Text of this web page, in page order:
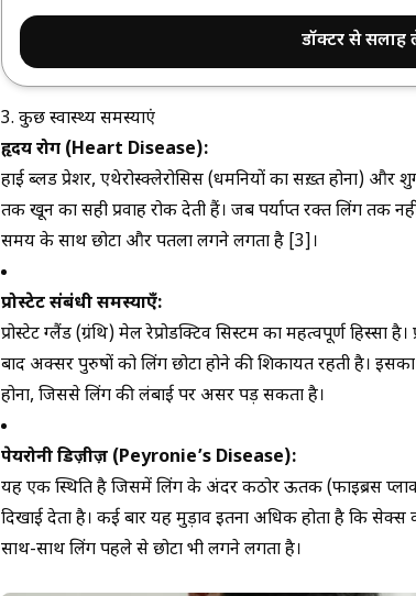
डॉक्टर से सलाह
3. कुछ स्वास्थ्य समस्याएं
हृदय रोग (Heart Disease):
हाई ब्लड प्रेशर, एथेरोस्क्लेरोसिस (धमनियों का सख़्त होना) और
तक खून का सही प्रवाह रोक देती हैं। जब पर्याप्त रक्त लिंग तक
समय के साथ छोटा और पतला लगने लगता है [3]।
प्रोस्टेट संबंधी समस्याएँ:
प्रोस्टेट ग्लैंड (ग्रंथि) मेल रेप्रोडक्टिव सिस्टम का महत्वपूर्ण हिस्सा
बाद अक्सर पुरुषों को लिंग छोटा होने की शिकायत रहती है।
होना, जिससे लिंग की लंबाई पर असर पड़ सकता है।
पेयरोनी डिज़ीज़ (Peyronie’s Disease):
यह एक स्थिति है जिसमें लिंग के अंदर कठोर ऊतक (फाइब्रस
दिखाई देता है। कई बार यह मुड़ाव इतना अधिक होता है कि
साथ-साथ लिंग पहले से छोटा भी लगने लगता है।